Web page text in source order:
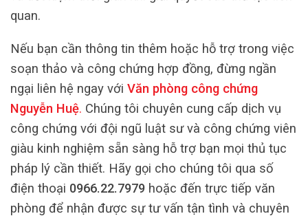
quan.
Nếu bạn cần thông tin thêm hoặc hỗ trợ trong việc
soạn thảo và công chứng hợp đồng, đừng ngần
ngại liên hệ ngay với Văn phòng công chứng
Nguyễn Huệ. Chúng tôi chuyên cung cấp dịch vụ
công chứng với đội ngũ luật sư và công chứng viên
giàu kinh nghiệm sẵn sàng hỗ trợ bạn mọi thủ tục
pháp lý cần thiết. Hãy gọi cho chúng tôi qua số
điện thoại 0966.22.7979 hoặc đến trực tiếp văn
phòng để nhận được sự tư vấn tận tình và chuyên